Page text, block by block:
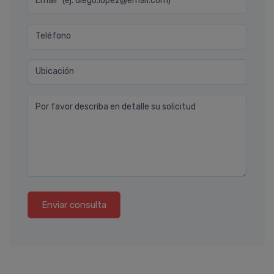
Teléfono
Ubicación
Por favor describa en detalle su solicitud
Enviar consulta